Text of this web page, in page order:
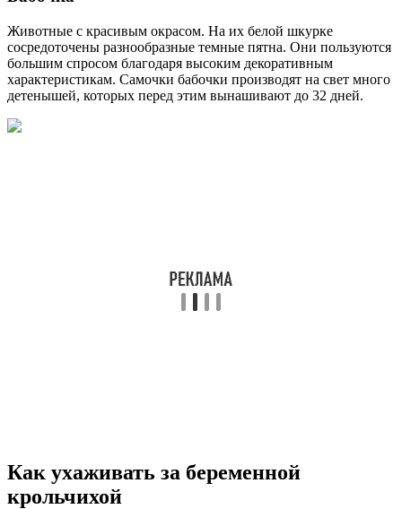
Животные с красивым окрасом. На их белой шкурке
сосредоточены разнообразные темные пятна. Они пользуются
большим спросом благодаря высоким декоративным
характеристикам. Самочки бабочки производят на свет много
детенышей, которых перед этим вынашивают до 32 дней.
Как ухаживать за беременной
крольчихой